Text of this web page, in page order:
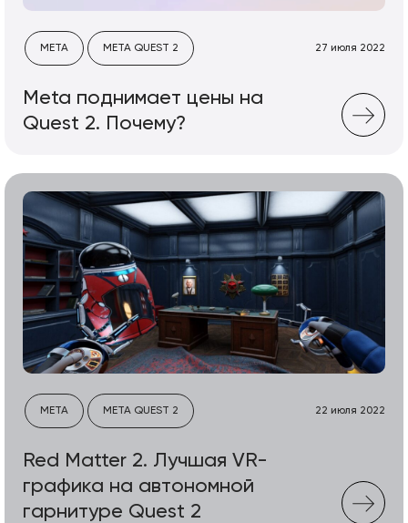
META META QUEST 2 27 июля 2022
Meta поднимает цены на
Quest 2. Почему?
META META QUEST 2 22 июля 2022
Red Matter 2. Лучшая VR-
графика на автономной
гарнитуре Quest 2